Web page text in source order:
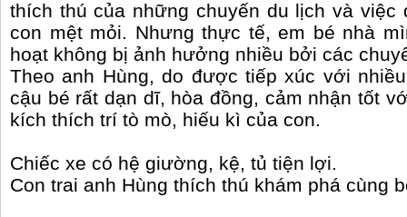
thích thú của những chuyến du lịch và
con mệt mỏi. Nhưng thực tế, em bé nhà
hoạt không bị ảnh hưởng nhiều bởi các
Theo anh Hùng, do được tiếp xúc với
cậu bé rất dạn dĩ, hòa đồng, cảm nhận tốt
kích thích trí tò mò, hiếu kì của con.
Chiếc xe có hệ giường, kệ, tủ tiện lợi.
Con trai anh Hùng thích thú khám phá cùng